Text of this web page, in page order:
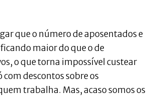
que o número de aposentados e
maior do que o de
o que torna impossível custear
descontos sobre os
trabalha. Mas, acaso somos os